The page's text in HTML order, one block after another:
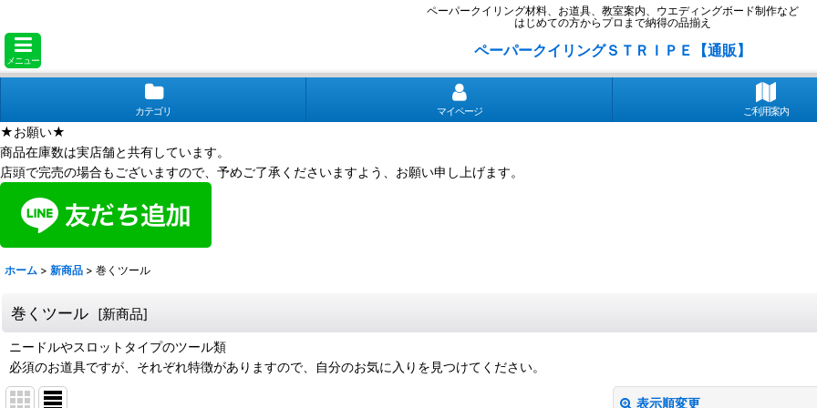
ペーパークイリング材料、お道具、教室案内、ウエディングボード制作など
はじめての方からプロまで納得の品揃え
メニュー
ペーパークイリングＳＴＲＩＰＥ【通販】
カテゴリ マイページ ご利用案内
★お願い★
商品在庫数は実店舗と共有しています。
店頭で完売の場合もございますので、予めご了承くださいますよう、お願い申し上げます。
ホーム > 新商品 > 巻くツール
巻くツール [新商品]
ニードルやスロットタイプのツール類
必須のお道具ですが、それぞれ特徴がありますので、自分のお気に入りを見つけてください。
表示順変更